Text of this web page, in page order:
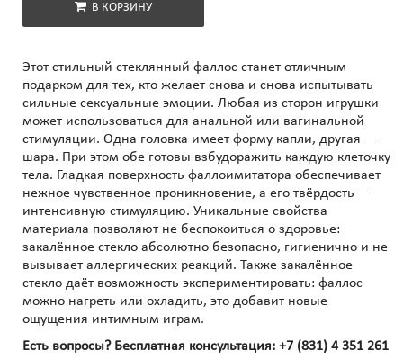
В КОРЗИНУ
Этот стильный стеклянный фаллос станет отличным
подарком для тех, кто желает снова и снова испытывать
сильные сексуальные эмоции. Любая из сторон игрушки
может использоваться для анальной или вагинальной
стимуляции. Одна головка имеет форму капли, другая —
шара. При этом обе готовы взбудоражить каждую клеточку
тела. Гладкая поверхность фаллоимитатора обеспечивает
нежное чувственное проникновение, а его твёрдость —
интенсивную стимуляцию. Уникальные свойства
материала позволяют не беспокоиться о здоровье:
закалённое стекло абсолютно безопасно, гигиенично и не
вызывает аллергических реакций. Также закалённое
стекло даёт возможность экспериментировать: фаллос
можно нагреть или охладить, это добавит новые
ощущения интимным играм.
Есть вопросы? Бесплатная консультация: +7 (831) 4 351 261